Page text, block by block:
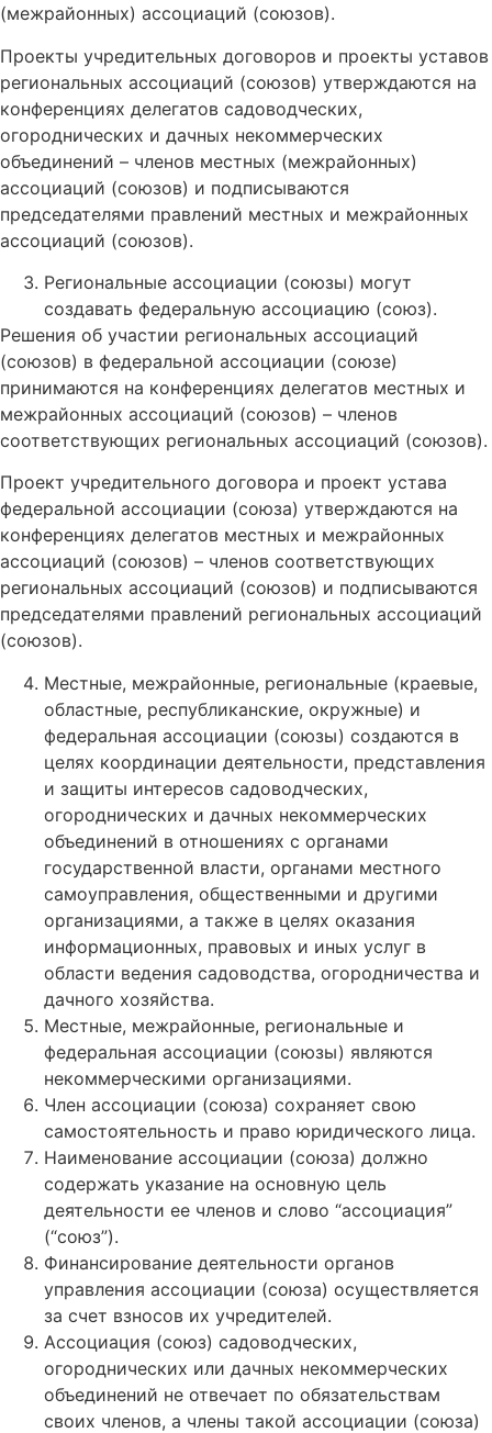
(межрайонных) ассоциаций (союзов).
Проекты учредительных договоров и проекты уставов
региональных ассоциаций (союзов) утверждаются на
конференциях делегатов садоводческих,
огороднических и дачных некоммерческих
объединений – членов местных (межрайонных)
ассоциаций (союзов) и подписываются
председателями правлений местных и межрайонных
ассоциаций (союзов).
Региональные ассоциации (союзы) могут
создавать федеральную ассоциацию (союз).
Решения об участии региональных ассоциаций
(союзов) в федеральной ассоциации (союзе)
принимаются на конференциях делегатов местных и
межрайонных ассоциаций (союзов) – членов
соответствующих региональных ассоциаций (союзов).
Проект учредительного договора и проект устава
федеральной ассоциации (союза) утверждаются на
конференциях делегатов местных и межрайонных
ассоциаций (союзов) – членов соответствующих
региональных ассоциаций (союзов) и подписываются
председателями правлений региональных ассоциаций
(союзов).
Местные, межрайонные, региональные (краевые,
областные, республиканские, окружные) и
федеральная ассоциации (союзы) создаются в
целях координации деятельности, представления
и защиты интересов садоводческих,
огороднических и дачных некоммерческих
объединений в отношениях с органами
государственной власти, органами местного
самоуправления, общественными и другими
организациями, а также в целях оказания
информационных, правовых и иных услуг в
области ведения садоводства, огородничества и
дачного хозяйства.
Местные, межрайонные, региональные и
федеральная ассоциации (союзы) являются
некоммерческими организациями.
Член ассоциации (союза) сохраняет свою
самостоятельность и право юридического лица.
Наименование ассоциации (союза) должно
содержать указание на основную цель
деятельности ее членов и слово “ассоциация”
(“союз”).
Финансирование деятельности органов
управления ассоциации (союза) осуществляется
за счет взносов их учредителей.
Ассоциация (союз) садоводческих,
огороднических или дачных некоммерческих
объединений не отвечает по обязательствам
своих членов, а члены такой ассоциации (союза)